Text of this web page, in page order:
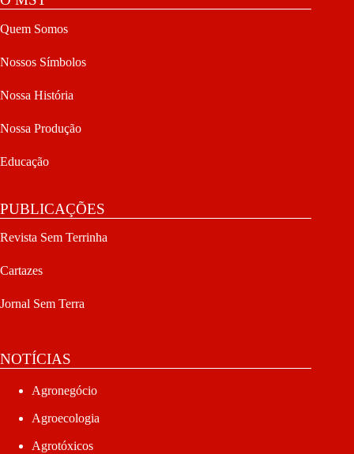
Quem Somos
Nossos Símbolos
Nossa História
Nossa Produção
Educação
PUBLICAÇÕES
Revista Sem Terrinha
Cartazes
Jornal Sem Terra
NOTÍCIAS
Agronegócio
Agroecologia
Agrotóxicos